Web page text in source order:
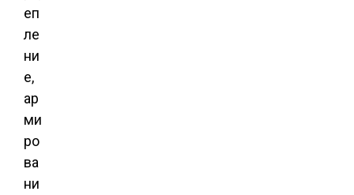
еп
ле
ни
е,
ар
ми
ро
ва
ни